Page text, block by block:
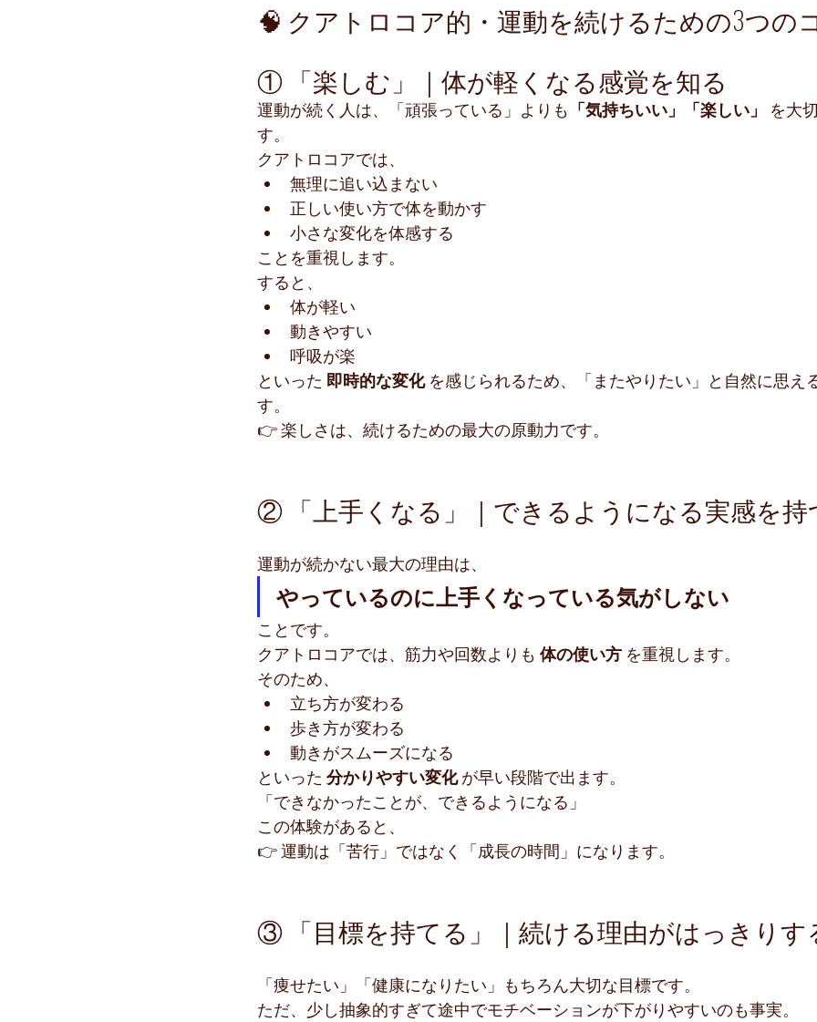
🧠 クアトロコア的・運動を続けるための3つの
① 「楽しむ」｜体が軽くなる感覚を知る
運動が続く人は、「頑張っている」よりも 「気持ちいい」「楽しい」
を大
す。
クアトロコアでは、
無理に追い込まない
正しい使い方で体を動かす
小さな変化を体感する
ことを重視します。
すると、
体が軽い
動きやすい
呼吸が楽
といった 即時的な変化 を感じられるため、「またやりたい」と自然に思え
す。
👉 楽しさは、続けるための最大の原動力です。
② 「上手くなる」｜できるようになる実感を持
運動が続かない最大の理由は、
やっているのに上手くなっている気がしない
ことです。
クアトロコアでは、筋力や回数よりも 体の使い方 を重視します。
そのため、
立ち方が変わる
歩き方が変わる
動きがスムーズになる
といった 分かりやすい変化 が早い段階で出ます。
「できなかったことが、できるようになる」
この体験があると、
👉 運動は「苦行」ではなく「成長の時間」になります。
③ 「目標を持てる」｜続ける理由がはっきりす
「痩せたい」「健康になりたい」もちろん大切な目標です。
ただ、少し抽象的すぎて途中でモチベーションが下がりやすいのも事実。